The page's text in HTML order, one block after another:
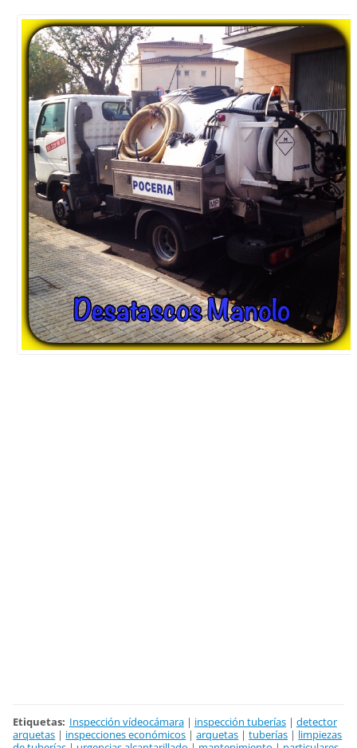
Etiquetas: Inspección vídeocámara | inspección tuberías | detector
arquetas | inspecciones económicos | arquetas | tuberías | limpiezas